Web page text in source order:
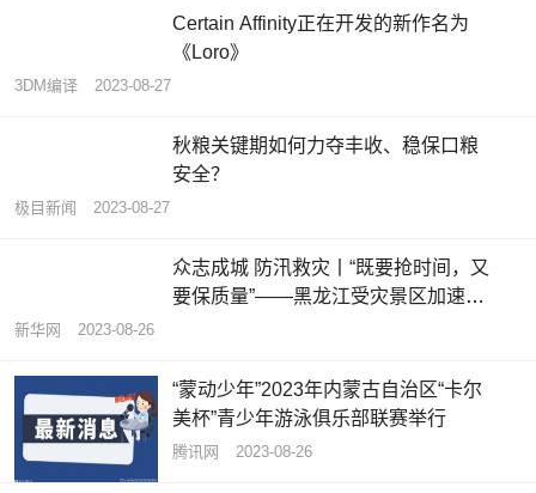
Certain Affinity正在开发的新作名为
《Loro》
3DM编译 2023-08-27
秋粮关键期如何力夺丰收、稳保口粮
安全？
极目新闻 2023-08-27
众志成城 防汛救灾丨“既要抢时间，又
要保质量”——黑龙江受灾景区加速恢
新华网 2023-08-26
“蒙动少年”2023年内蒙古自治区“卡尔
美杯”青少年游泳俱乐部联赛举行
腾讯网 2023-08-26